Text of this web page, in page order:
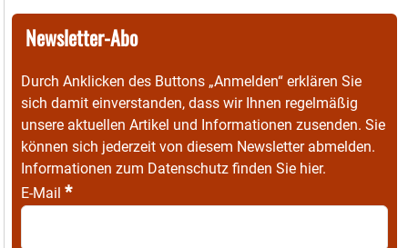
Newsletter-Abo
Durch Anklicken des Buttons „Anmelden“ erklären Sie
sich damit einverstanden, dass wir Ihnen regelmäßig
unsere aktuellen Artikel und Informationen zusenden. Sie
können sich jederzeit von diesem Newsletter abmelden.
Informationen zum Datenschutz finden Sie hier.
E-Mail *